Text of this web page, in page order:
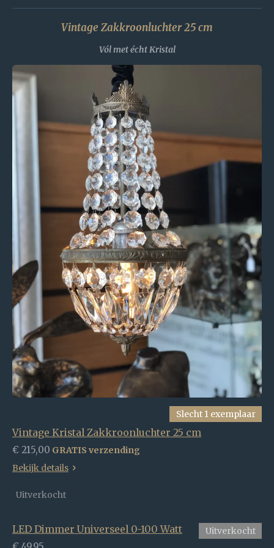
Vintage Zakkroonluchter 25 cm
Vól met écht Kristal
Slecht 1 exemplaar
Vintage Kristal Zakkroonluchter 25 cm
€ 215,00 GRATIS verzending
Bekijk details
Uitverkocht
Uitverkocht
LED Dimmer Universeel 0-100 Watt